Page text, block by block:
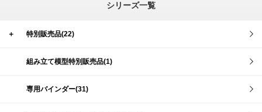
シリーズ一覧
＋ 特別販売品(22)
組み立て模型特別販売品(1)
専用バインダー(31)